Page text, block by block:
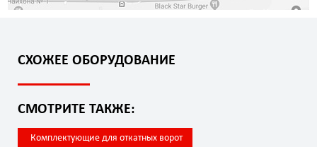
СХОЖЕЕ ОБОРУДОВАНИЕ
СМОТРИТЕ ТАКЖЕ:
Комплектующие для откатных ворот